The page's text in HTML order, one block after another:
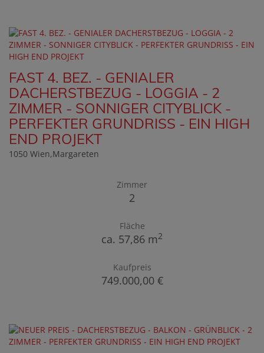
FAST 4. BEZ. - GENIALER
DACHERSTBEZUG - LOGGIA - 2
ZIMMER - SONNIGER CITYBLICK -
PERFEKTER GRUNDRISS - EIN HIGH
END PROJEKT
1050 Wien,Margareten
Zimmer
2
Fläche
ca. 57,86 m2
Kaufpreis
749.000,00 €